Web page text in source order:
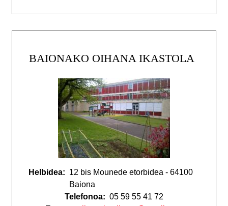
BAIONAKO OIHANA IKASTOLA
Helbidea: 12 bis Mounede etorbidea - 64100
Baiona
Telefonoa: 05 59 55 41 72